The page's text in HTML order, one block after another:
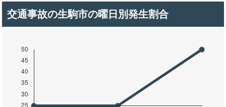
交通事故の生駒市の曜日別発生割合